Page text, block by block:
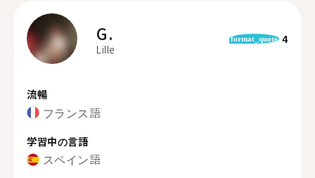
G.
Lille
format_quote 4
流暢
フランス語
学習中の言語
スペイン語